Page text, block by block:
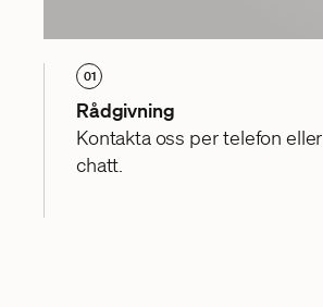
01
Rådgivning
Kontakta oss per telefon eller
chatt.